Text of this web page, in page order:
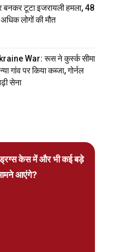
बनकर टूटा इजरायली हमला, 48
लोगों की मौत
War: रूस ने कुर्स्क सीमा
गांव पर किया कब्जा, गोर्नल
सेना
ड्रग्स केस में और भी कई बड़े
आएंगे?